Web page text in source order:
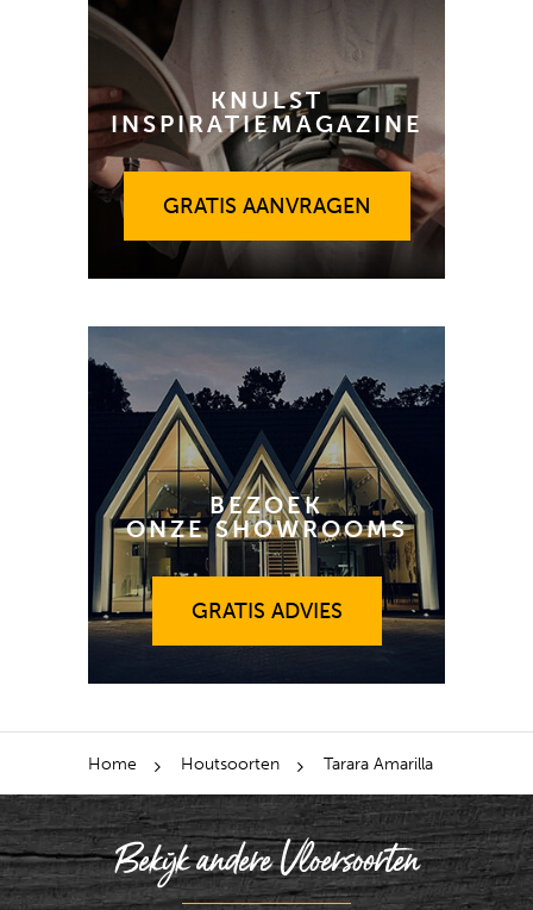
KNULST
INSPIRATIEMAGAZINE
GRATIS AANVRAGEN
GRATIS AANVRAGEN
BEZOEK
ONZE SHOWROOMS
GRATIS ADVIES
GRATIS ADVIES
Home Houtsoorten Tarara Amarilla
Bekijk andere Vloersoorten